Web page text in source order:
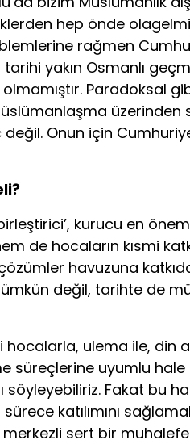
hep önde
rağmen
yakın Osmanlı
Paradoksal
üzerinden
değil. Onun için
kurucu en
de hocaların kısmi
havuzuna
değil, tarihte de
hocalarla, ulema ile, din
süreçlerine uyumlu
söyleyebiliriz. Fakat
katılımını
merkezli sert bir